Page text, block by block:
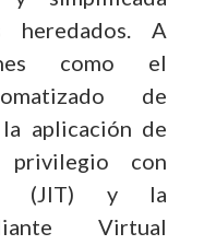
heredados. A
como el
de
aplicación de
con
(JIT) y la
Virtual